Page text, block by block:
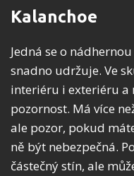
Kalanchoe
Jedná se o
snadno udržuje. Ve
interiéru i exteriéru a
pozornost. Má více
ale pozor, pokud
ně být nebezpečná.
částečný stín, ale